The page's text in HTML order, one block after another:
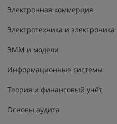
Электронная коммерция
Электротехника и электроника
ЭММ и модели
Информационные системы
Теория и финансовый учёт
Основы аудита